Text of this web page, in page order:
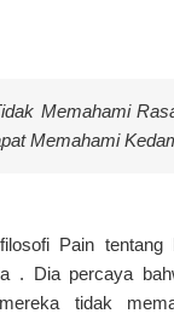
Memahami
Memahami
Pain tentang
. Dia percaya
tidak